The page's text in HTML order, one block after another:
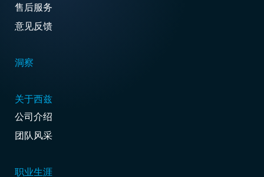
售后服务
意见反馈
洞察
关于西兹
公司介绍
团队风采
职业生涯